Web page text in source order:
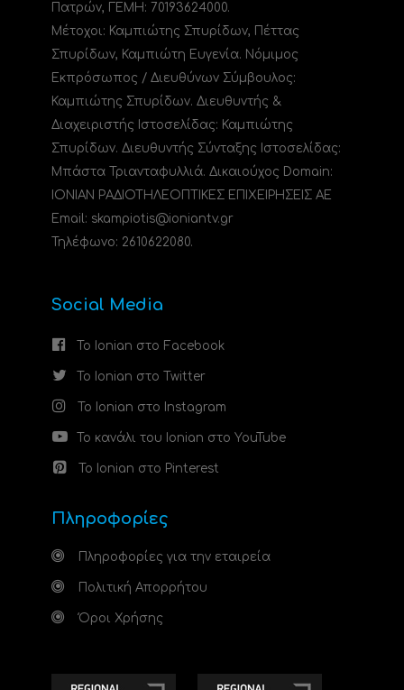
Πατρών, ΓΕΜΗ: 70193624000.
Μέτοχοι: Καμπιώτης Σπυρίδων, Πέττας
Σπυρίδων, Καμπιώτη Ευγενία. Νόμιμος
Εκπρόσωπος / Διευθύνων Σύμβουλος:
Καμπιώτης Σπυρίδων. Διευθυντής &
Διαχειριστής Ιστοσελίδας: Καμπιώτης
Σπυρίδων. Διευθυντής Σύνταξης Ιστοσελίδας:
Μπάστα Τριανταφυλλιά. Δικαιούχος Domain:
ΙΟΝΙΑΝ ΡΑΔΙΟΤΗΛΕΟΠΤΙΚΕΣ ΕΠΙΧΕΙΡΗΣΕΙΣ ΑΕ
Email: skampiotis@ioniantv.gr
Τηλέφωνο: 2610622080.
Social Media
Το Ionian στο Facebook
Το Ionian στο Twitter
Το Ionian στο Instagram
Το κανάλι του Ionian στο YouTube
Το Ionian στο Pinterest
Πληροφορίες
Πληροφορίες για την εταιρεία
Πολιτική Απορρήτου
Όροι Χρήσης